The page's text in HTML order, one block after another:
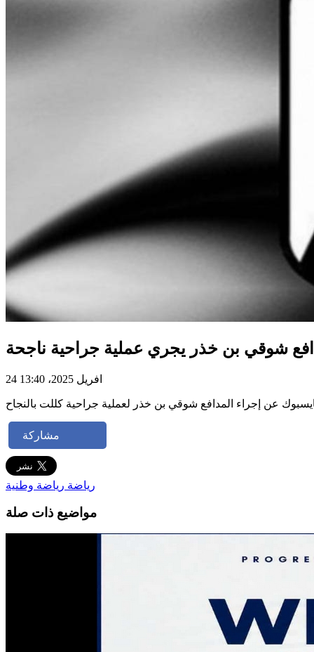
24 افريل 2025، 13:40
مشاركة
رياضة رياضة وطنية
مواضيع ذات صلة